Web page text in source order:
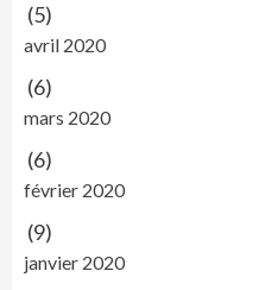
(5)
avril 2020
(6)
mars 2020
(6)
février 2020
(9)
janvier 2020